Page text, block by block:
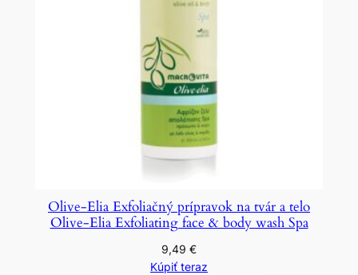
Olive-Elia Exfoliačný prípravok na tvár a telo
Olive-Elia Exfoliating face & body wash Spa
9,49 €
Kúpiť teraz